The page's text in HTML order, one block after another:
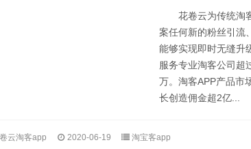
花卷云为传统淘客
案任何新的粉丝引流
能够实现即时无缝升
服务专业淘客公司超
万。淘客APP产品市
长创造佣金超2亿...
云淘客app 2020-06-19 淘宝客app